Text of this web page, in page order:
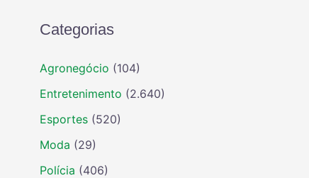
Categorias
Agronegócio (104)
Entretenimento (2.640)
Esportes (520)
Moda (29)
Polícia (406)